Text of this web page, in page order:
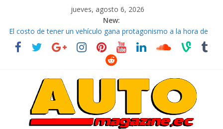
jueves, agosto 6, 2026
New:
El costo de tener un vehículo gana protagonismo a la hora de
decidir
Ultima película ‘Spider‑Man: Brand New Day’ pone en escena a
La Vuelta al Ecuador 2026, edición 47ª, recorre 7 provincias en 8
La FEDAK recibe 12 Sinotruk Bolden para cubrir las rutas de La